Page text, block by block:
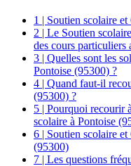
1 | Soutien scolaire
2 | Le Soutien
des cours particuliers
3 | Quelles sont les
Pontoise (95300) ?
4 | Quand faut-il
(95300) ?
5 | Pourquoi recourir
scolaire à Pontoise
6 | Soutien scolaire
(95300)
7 | Les questions